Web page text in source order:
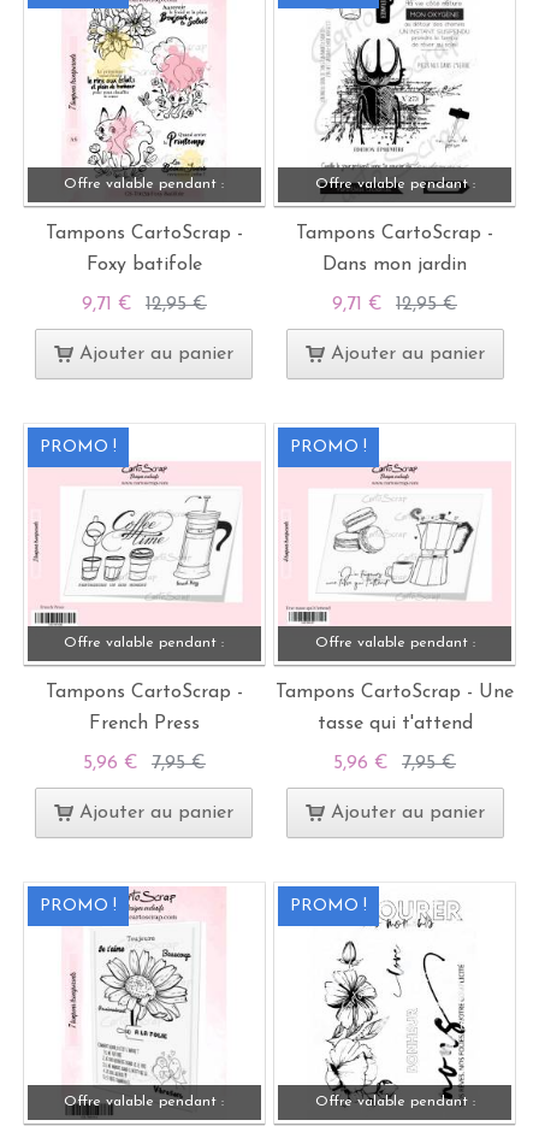
Offre valable pendant :
Tampons CartoScrap -
Foxy batifole
9,71 € 12,95 €
Ajouter au panier
Offre valable pendant :
Tampons CartoScrap -
Dans mon jardin
9,71 € 12,95 €
Ajouter au panier
PROMO !
Offre valable pendant :
Tampons CartoScrap -
French Press
5,96 € 7,95 €
Ajouter au panier
PROMO !
Offre valable pendant :
Tampons CartoScrap - Une
tasse qui t'attend
5,96 € 7,95 €
Ajouter au panier
PROMO !
Offre valable pendant :
PROMO !
Offre valable pendant :